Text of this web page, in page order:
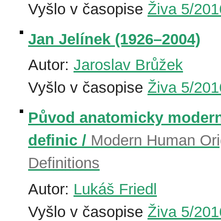
Vyšlo v časopise Živa 5/
Jan Jelínek (1926–2004)
Autor: Jaroslav Brůžek
Vyšlo v časopise Živa 5/
Původ anatomicky
definic / Modern Human
Definitions
Autor: Lukáš Friedl
Vyšlo v časopise Živa 5/